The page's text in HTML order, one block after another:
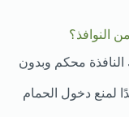
النوافذ؟
محكم وبدون
لمنع دخول الحمام